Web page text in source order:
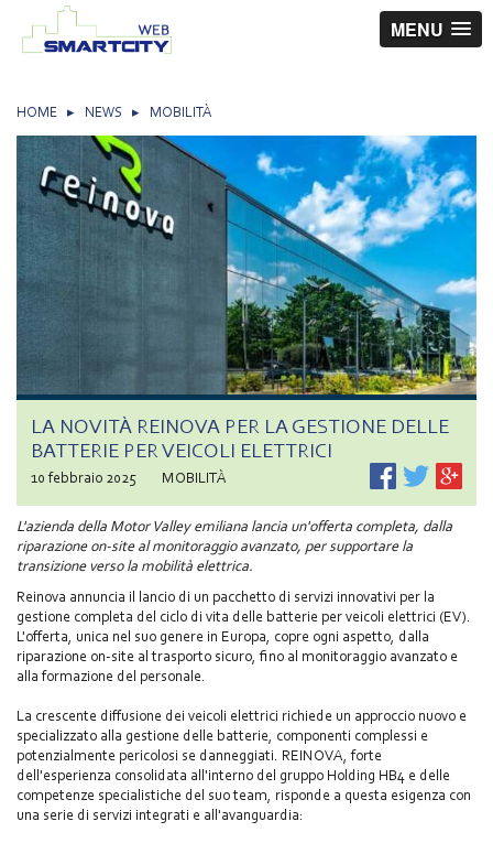
MENU
HOME ▸ NEWS ▸ MOBILITÀ
LA NOVITÀ REINOVA PER LA GESTIONE DELLE
BATTERIE PER VEICOLI ELETTRICI
10 febbraio 2025 MOBILITÀ
L'azienda della Motor Valley emiliana lancia un'offerta completa, dalla
riparazione on-site al monitoraggio avanzato, per supportare la
transizione verso la mobilità elettrica.
Reinova annuncia il lancio di un pacchetto di servizi innovativi per la
gestione completa del ciclo di vita delle batterie per veicoli elettrici (EV).
L'offerta, unica nel suo genere in Europa, copre ogni aspetto, dalla
riparazione on-site al trasporto sicuro, fino al monitoraggio avanzato e
alla formazione del personale.
La crescente diffusione dei veicoli elettrici richiede un approccio nuovo e
specializzato alla gestione delle batterie, componenti complessi e
potenzialmente pericolosi se danneggiati. REINOVA, forte
dell'esperienza consolidata all'interno del gruppo Holding HB4 e delle
competenze specialistiche del suo team, risponde a questa esigenza con
una serie di servizi integrati e all'avanguardia: